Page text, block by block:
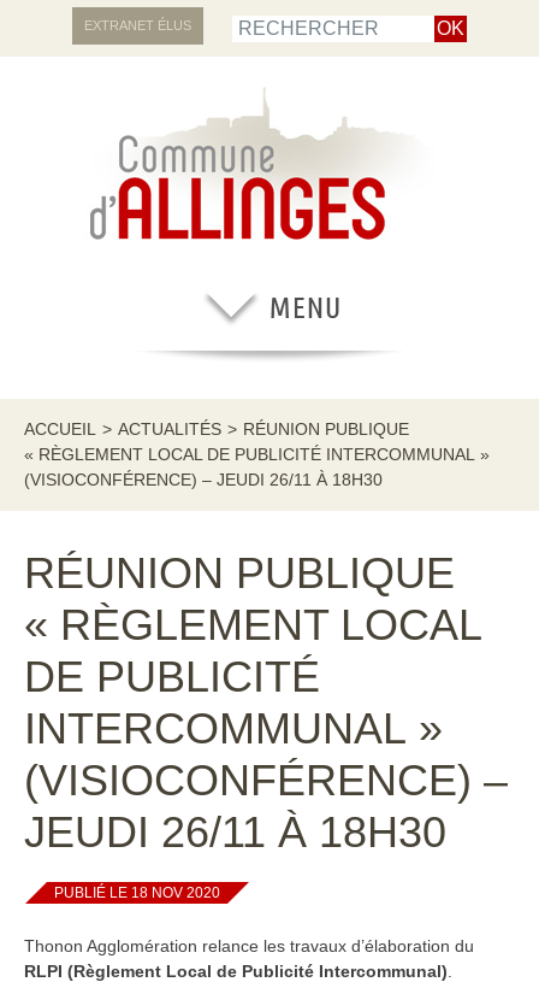
EXTRANET ÉLUS
ACCUEIL > ACTUALITÉS > RÉUNION PUBLIQUE
« RÈGLEMENT LOCAL DE PUBLICITÉ INTERCOMMUNAL »
(VISIOCONFÉRENCE) – JEUDI 26/11 À 18H30
RÉUNION PUBLIQUE
« RÈGLEMENT LOCAL
DE PUBLICITÉ
INTERCOMMUNAL »
(VISIOCONFÉRENCE) –
JEUDI 26/11 À 18H30
PUBLIÉ LE 18 NOV 2020
Thonon Agglomération relance les travaux d’élaboration du
RLPI (Règlement Local de Publicité Intercommunal)